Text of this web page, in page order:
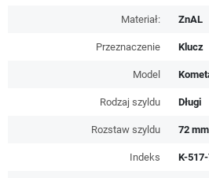
Materiał: ZnAL
Przeznaczenie Klucz
Model
Rodzaj szyldu Długi
Rozstaw szyldu 72 mm
Indeks K-